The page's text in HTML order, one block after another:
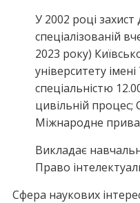
У 2002 році захист
спеціалізованій
2023 року)
університету
спеціальністю
цивільній процес;
Міжнародне
Викладає
Право
Сфера наукових